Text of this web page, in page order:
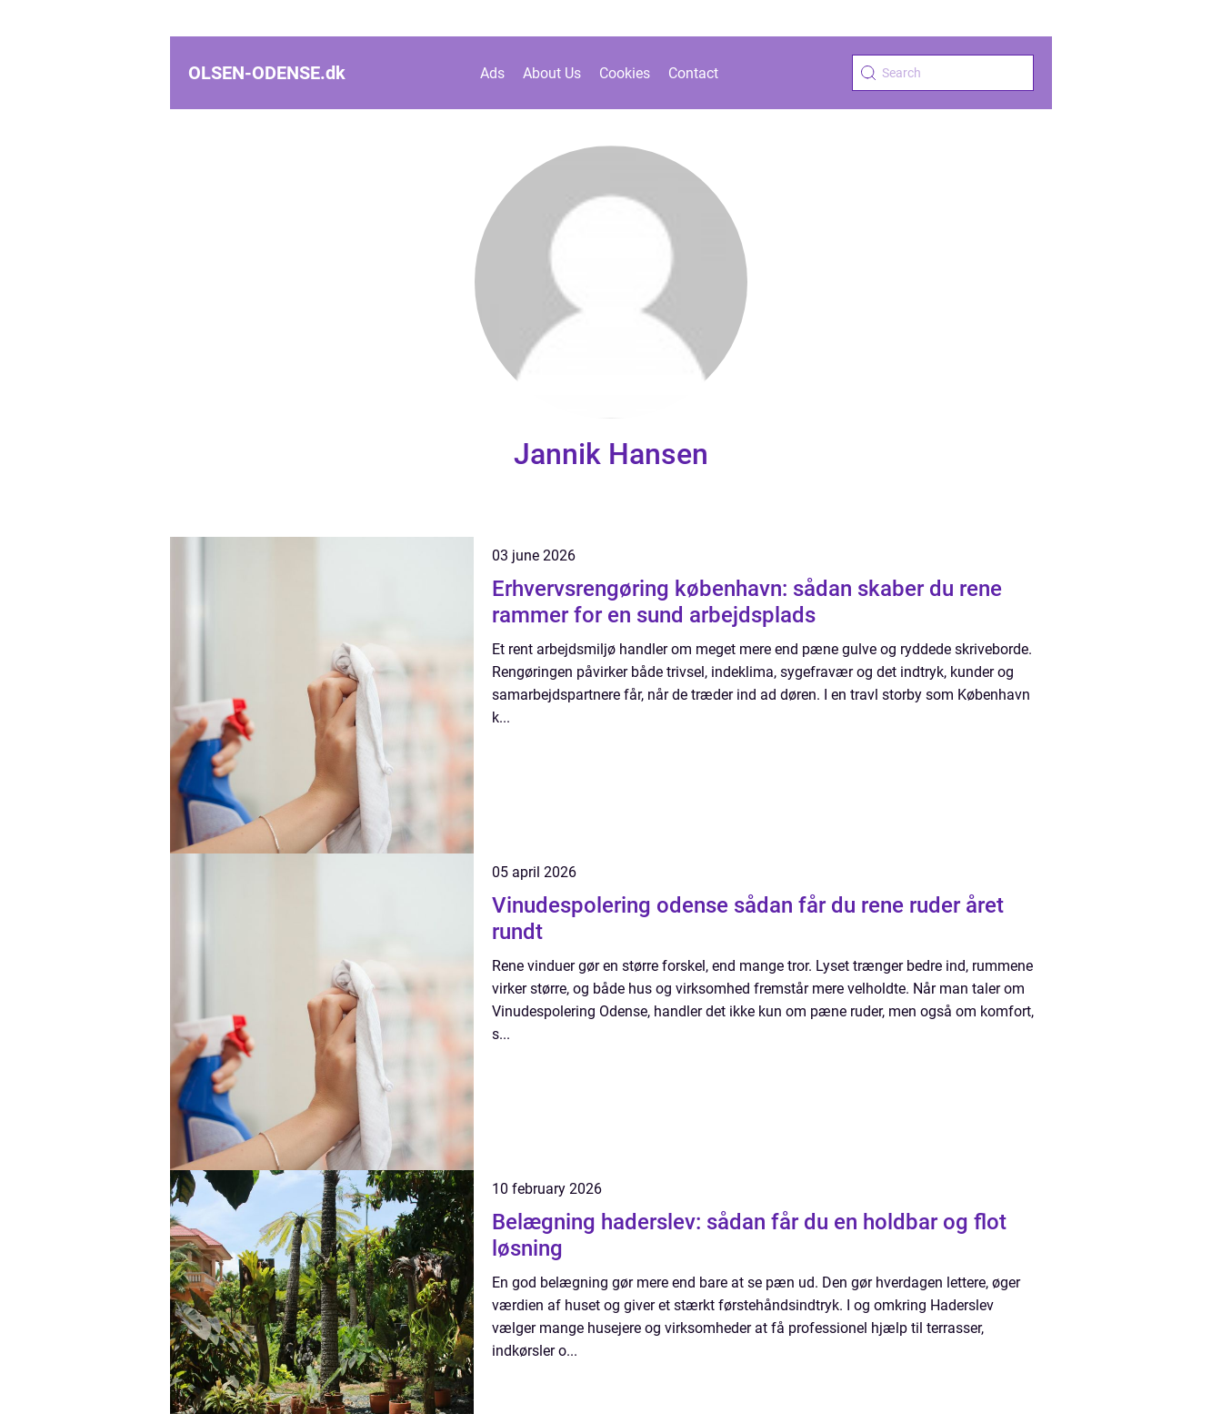
OLSEN-ODENSE.dk Ads About Us Cookies Contact
Jannik Hansen
03 june 2026
Erhvervsrengøring københavn: sådan skaber du rene
rammer for en sund arbejdsplads
Et rent arbejdsmiljø handler om meget mere end pæne gulve og ryddede skriveborde.
Rengøringen påvirker både trivsel, indeklima, sygefravær og det indtryk, kunder og
samarbejdspartnere får, når de træder ind ad døren. I en travl storby som København
k...
05 april 2026
Vinudespolering odense sådan får du rene ruder året
rundt
Rene vinduer gør en større forskel, end mange tror. Lyset trænger bedre ind, rummene
virker større, og både hus og virksomhed fremstår mere velholdte. Når man taler om
Vinudespolering Odense, handler det ikke kun om pæne ruder, men også om komfort,
s...
10 february 2026
Belægning haderslev: sådan får du en holdbar og flot
løsning
En god belægning gør mere end bare at se pæn ud. Den gør hverdagen lettere, øger
værdien af huset og giver et stærkt førstehåndsindtryk. I og omkring Haderslev
vælger mange husejere og virksomheder at få professionel hjælp til terrasser,
indkørsler o...